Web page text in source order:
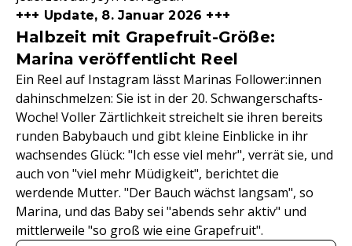
+++ Update, 8. Januar 2026 +++
Halbzeit mit Grapefruit-Größe:
Marina veröffentlicht Reel
Ein Reel auf Instagram lässt Marinas Follower:innen
dahinschmelzen: Sie ist in der 20. Schwangerschafts-
Woche! Voller Zärtlichkeit streichelt sie ihren bereits
runden Babybauch und gibt kleine Einblicke in ihr
wachsendes Glück: "Ich esse viel mehr", verrät sie, und
auch von "viel mehr Müdigkeit", berichtet die
werdende Mutter. "Der Bauch wächst langsam", so
Marina, und das Baby sei "abends sehr aktiv" und
mittlerweile "so groß wie eine Grapefruit".